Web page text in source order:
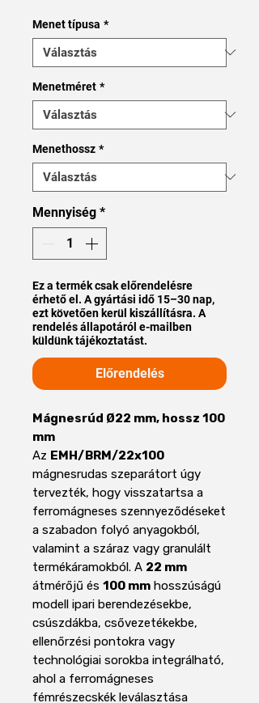
Menet típusa *
Menetméret *
Menethossz *
Mennyiség *
Ez a termék csak előrendelésre
érhető el. A gyártási idő 15–30 nap,
ezt követően kerül kiszállításra. A
rendelés állapotáról e-mailben
küldünk tájékoztatást.
Előrendelés
Mágnesrúd Ø22 mm, hossz 100
mm
Az EMH/BRM/22x100
mágnesrudas szeparátort úgy
tervezték, hogy visszatartsa a
ferromágneses szennyeződéseket
a szabadon folyó anyagokból,
valamint a száraz vagy granulált
termékáramokból. A 22 mm
átmérőjű és 100 mm hosszúságú
modell ipari berendezésekbe,
csúszdákba, csővezetékekbe,
ellenőrzési pontokra vagy
technológiai sorokba integrálható,
ahol a ferromágneses
fémrészecskék leválasztása